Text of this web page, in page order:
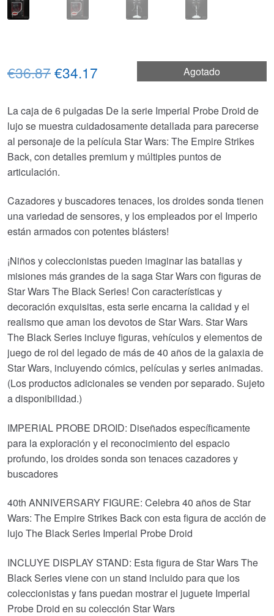
Agotado
€36.87El
original
era:
€36.87.
€34.17
actual
es:
€34.17.
La caja de 6 pulgadas De la serie Imperial Probe Droid de
lujo se muestra cuidadosamente detallada para parecerse
al personaje de la película Star Wars: The Empire Strikes
Back, con detalles premium y múltiples puntos de
articulación.
Cazadores y buscadores tenaces, los droides sonda tienen
una variedad de sensores, y los empleados por el Imperio
están armados con potentes blásters!
¡Niños y coleccionistas pueden imaginar las batallas y
misiones más grandes de la saga Star Wars con figuras de
Star Wars The Black Series! Con características y
decoración exquisitas, esta serie encarna la calidad y el
realismo que aman los devotos de Star Wars. Star Wars
The Black Series incluye figuras, vehículos y elementos de
juego de rol del legado de más de 40 años de la galaxia de
Star Wars, incluyendo cómics, películas y series animadas.
(Los productos adicionales se venden por separado. Sujeto
a disponibilidad.)
IMPERIAL PROBE DROID: Diseñados específicamente
para la exploración y el reconocimiento del espacio
profundo, los droides sonda son tenaces cazadores y
buscadores
40th ANNIVERSARY FIGURE: Celebra 40 años de Star
Wars: The Empire Strikes Back con esta figura de acción de
lujo The Black Series Imperial Probe Droid
INCLUYE DISPLAY STAND: Esta figura de Star Wars The
Black Series viene con un stand incluido para que los
coleccionistas y fans puedan mostrar el juguete Imperial
Probe Droid en su colección Star Wars